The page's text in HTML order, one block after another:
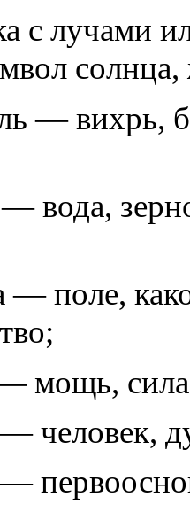
с лучами
— вихрь,
вода,
— поле,
мощь,
— человек,